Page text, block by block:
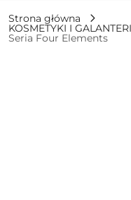
Strona główna
KOSMETYKI I
Seria Four Elements